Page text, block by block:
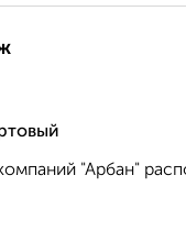
"Арбан"